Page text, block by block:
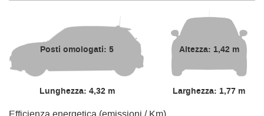
Posti omologati: 5
Lunghezza: 4,32 m
Altezza: 1,42 m
Larghezza: 1,77 m